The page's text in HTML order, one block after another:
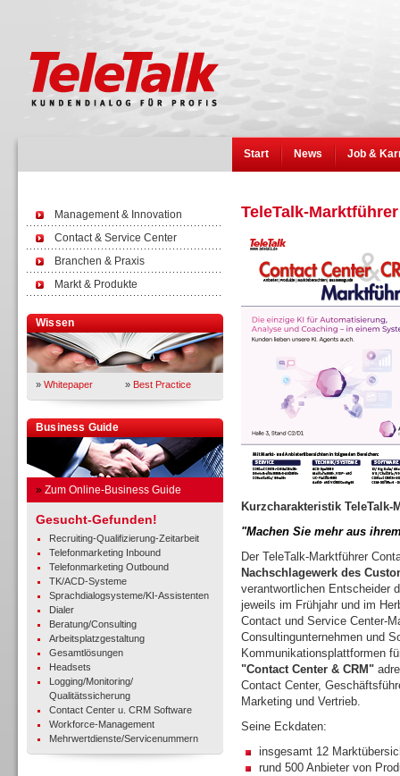
Start News Job &
Management & Innovation
Contact & Service Center
Branchen & Praxis
Markt & Produkte
Wissen
» Whitepaper » Best Practice
Business Guide
» Zum Online-Business Guide
Gesucht-Gefunden!
Recruiting-Qualifizierung-Zeitarbeit
Telefonmarketing Inbound
Telefonmarketing Outbound
TK/ACD-Systeme
Sprachdialogsysteme/KI-Assistenten
Dialer
Beratung/Consulting
Arbeitsplatzgestaltung
Gesamtlösungen
Headsets
Logging/Monitoring/
Qualitätssicherung
Contact Center u. CRM Software
Workforce-Management
Mehrwertdienste/Servicenummern
TeleTalk-
Kurzcharakteristik TeleTalk-
"Machen Sie mehr aus
Der TeleTalk-Marktführer
Nachschlagewerk des
verantwortlichen Entscheider
jeweils im Frühjahr und im
Contact und Service Center-
Consultingunternehmen und
Kommunikationsplattformen
"Contact Center & CRM"
Contact Center,
Marketing und Vertrieb.
Seine Eckdaten:
insgesamt 12
rund 500 Anbieter von